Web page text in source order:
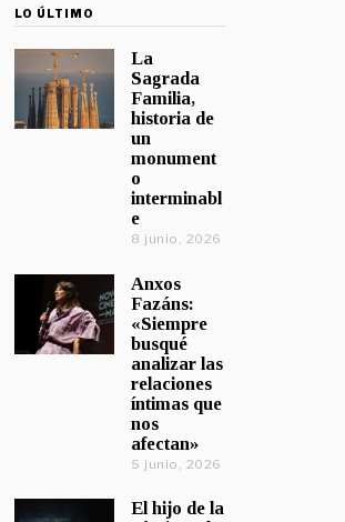
LO ÚLTIMO
La
Sagrada
Familia,
historia de
un
monument
o
interminabl
e
8 junio, 2026
Anxos
Fazáns:
«Siempre
busqué
analizar las
relaciones
íntimas que
nos
afectan»
5 junio, 2026
El hijo de la